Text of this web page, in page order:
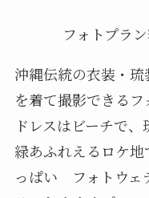
フォトプラ
沖縄伝統の衣装・
を着て撮影できる
ドレスはビーチで、
緑あふれえるロケ
っぱい フォトウェ